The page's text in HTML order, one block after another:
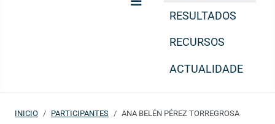
RESULTADOS
RECURSOS
ACTUALIDADE
INICIO PARTICIPANTES ANA BELÉN PÉREZ TORREGROSA